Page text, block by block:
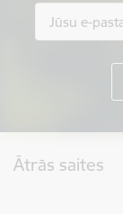
Ātrās saites